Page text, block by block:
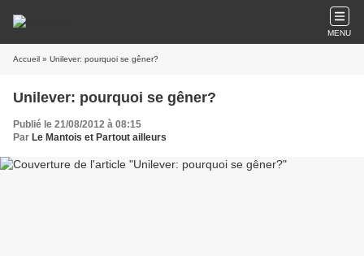
MENU
Accueil » Unilever: pourquoi se gêner?
Unilever: pourquoi se gêner?
Publié le 21/08/2012 à 08:15
Par Le Mantois et Partout ailleurs